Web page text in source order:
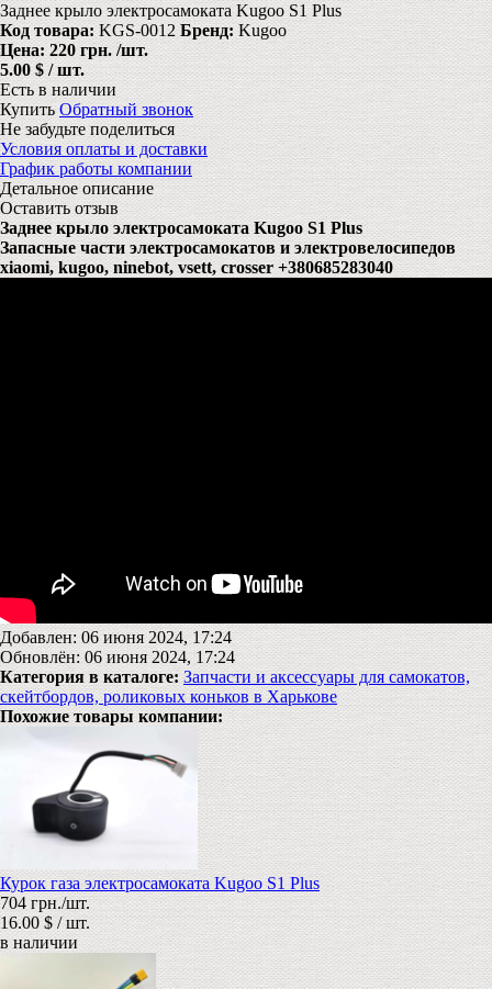
Заднее крыло электросамоката Kugoo S1 Plus
Код товара: KGS-0012 Бренд: Kugoo
Цена:220 грн. /шт.
5.00 $ / шт.
Есть в наличии
Купить Обратный звонок
Не забудьте поделиться
Условия оплаты и доставки
График работы компании
Детальное описание
Оставить отзыв
Заднее крыло электросамоката Kugoo S1 Plus
Запасные части электросамокатов и электровелосипедов
xiaomi, kugoo, ninebot, vsett, crosser +380685283040
Добавлен: 06 июня 2024, 17:24
Обновлён: 06 июня 2024, 17:24
Категория в каталоге: Запчасти и аксессуары для самокатов,
скейтбордов, роликовых коньков в Харькове
Похожие товары компании:
Курок газа электросамоката Kugoo S1 Plus
704 грн./шт.
16.00 $ / шт.
в наличии